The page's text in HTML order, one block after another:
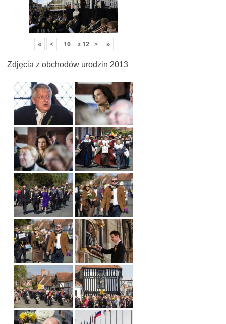
« < z 12 > »
Zdjęcia z obchodów urodzin 2013